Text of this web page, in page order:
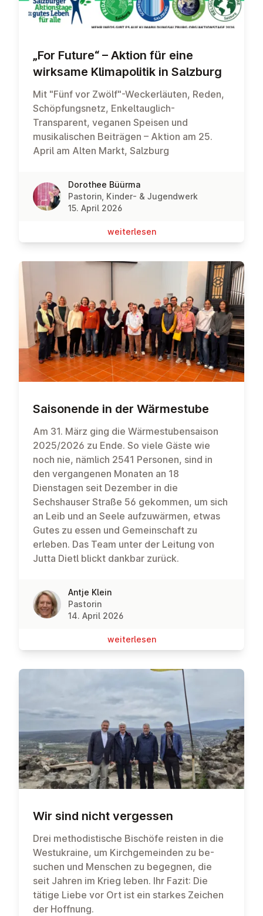
„For Future“ – Aktion für eine
wirksame Kli­ma­po­li­tik in Salzburg
Mit "Fünf vor Zwölf"-Weckerläuten, Reden,
Schöpfungsnetz, Enkeltauglich-
Transparent, veganen Speisen und
musikalischen Beiträgen – Aktion am 25.
April am Alten Markt, Salzburg
Dorothee Büürma
Pastorin, Kinder- & Jugendwerk
15. April 2026
wei­ter­le­sen
Sai­son­ende in der Wär­me­stu­be
Am 31. März ging die Wärmestubensaison
2025/2026 zu Ende. So viele Gäste wie
noch nie, nämlich 2541 Personen, sind in
den vergangenen Monaten an 18
Dienstagen seit Dezember in die
Sechshauser Straße 56 gekommen, um sich
an Leib und an Seele aufzuwärmen, etwas
Gutes zu essen und Gemeinschaft zu
erleben. Das Team unter der Leitung von
Jutta Dietl blickt dankbar zurück.
Antje Klein
Pastorin
14. April 2026
wei­ter­le­sen
Wir sind nicht vergessen
Drei metho­dis­tische Bi­schöfe reis­ten in die
West­ukraine, um Kirch­gemein­den zu be­
suchen und Men­schen zu be­geg­nen, die
seit Jahren im Krieg leben. Ihr Fazit: Die
tätige Liebe vor Ort ist ein star­kes Zeichen
der Hoffnung.